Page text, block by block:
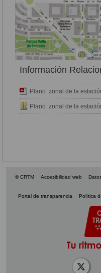
Información
Plano zonal de la
Plano zonal de la
© CRTM Accesibilidad web
Portal de transparencia Política